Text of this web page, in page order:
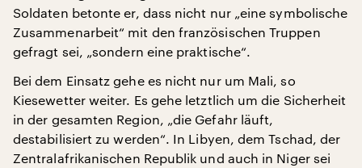
Soldaten betonte er, dass nicht nur „eine symbolische
Zusammenarbeit“ mit den französischen Truppen
gefragt sei, „sondern eine praktische“.
Bei dem Einsatz gehe es nicht nur um Mali, so
Kiesewetter weiter. Es gehe letztlich um die Sicherheit
in der gesamten Region, „die Gefahr läuft,
destabilisiert zu werden“. In Libyen, dem Tschad, der
Zentralafrikanischen Republik und auch in Niger sei